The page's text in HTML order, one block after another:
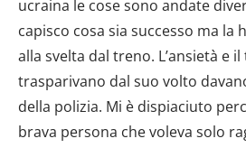
ucraina le cose sono andate
capisco cosa sia successo ma la
alla svelta dal treno. L’ansietà e
trasparivano dal suo volto
della polizia. Mi è dispiaciuto
brava persona che voleva solo